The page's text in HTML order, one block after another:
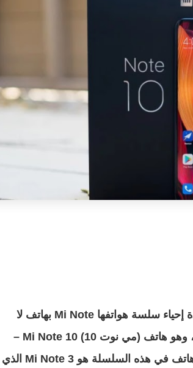
لكن قبل نهاية عام 2019 قررت الشركة إعادة إحياء سلسة هواتفها Mi Note بهاتف لا
يشبه أي هاتف آخر أطلقته الشركة حتى الآن، وهو هاتف (مي نوت 10) Mi Note 10 –
الذي أعلنت عنه أول أمس – حيث كان آخر هاتف في هذه السلسلة هو Mi Note 3 الذي